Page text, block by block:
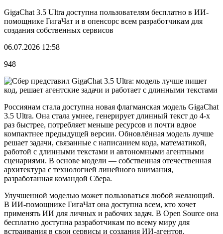
GigaChat 3.5 Ultra доступна пользователям бесплатно в ИИ-
помощнике ГигаЧат и в опенсорс всем разработчикам для
создания собственных сервисов
06.07.2026 12:58
948
Россиянам стала доступна новая флагманская модель GigaChat
3.5 Ultra. Она стала умнее, генерирует длинный текст до 4-х
раз быстрее, потребляет меньше ресурсов и почти вдвое
компактнее предыдущей версии. Обновлённая модель лучше
решает задачи, связанные с написанием кода, математикой,
работой с длинными текстами и автономными агентными
сценариями. В основе модели — собственная отечественная
архитектура с технологией линейного внимания,
разработанная командой Сбера.
Улучшенной моделью может пользоваться любой желающий.
В ИИ-помощнике ГигаЧат она доступна всем, кто хочет
применять ИИ для личных и рабочих задач. В Open Source она
бесплатно доступна разработчикам по всему миру для
встраивания в свои сервисы и создания ИИ-агентов.